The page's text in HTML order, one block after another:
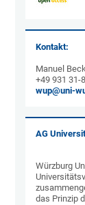
Kontakt:
Manuel
+49 931 31-
wup@uni-
AG
Würzburg
das Prinzip